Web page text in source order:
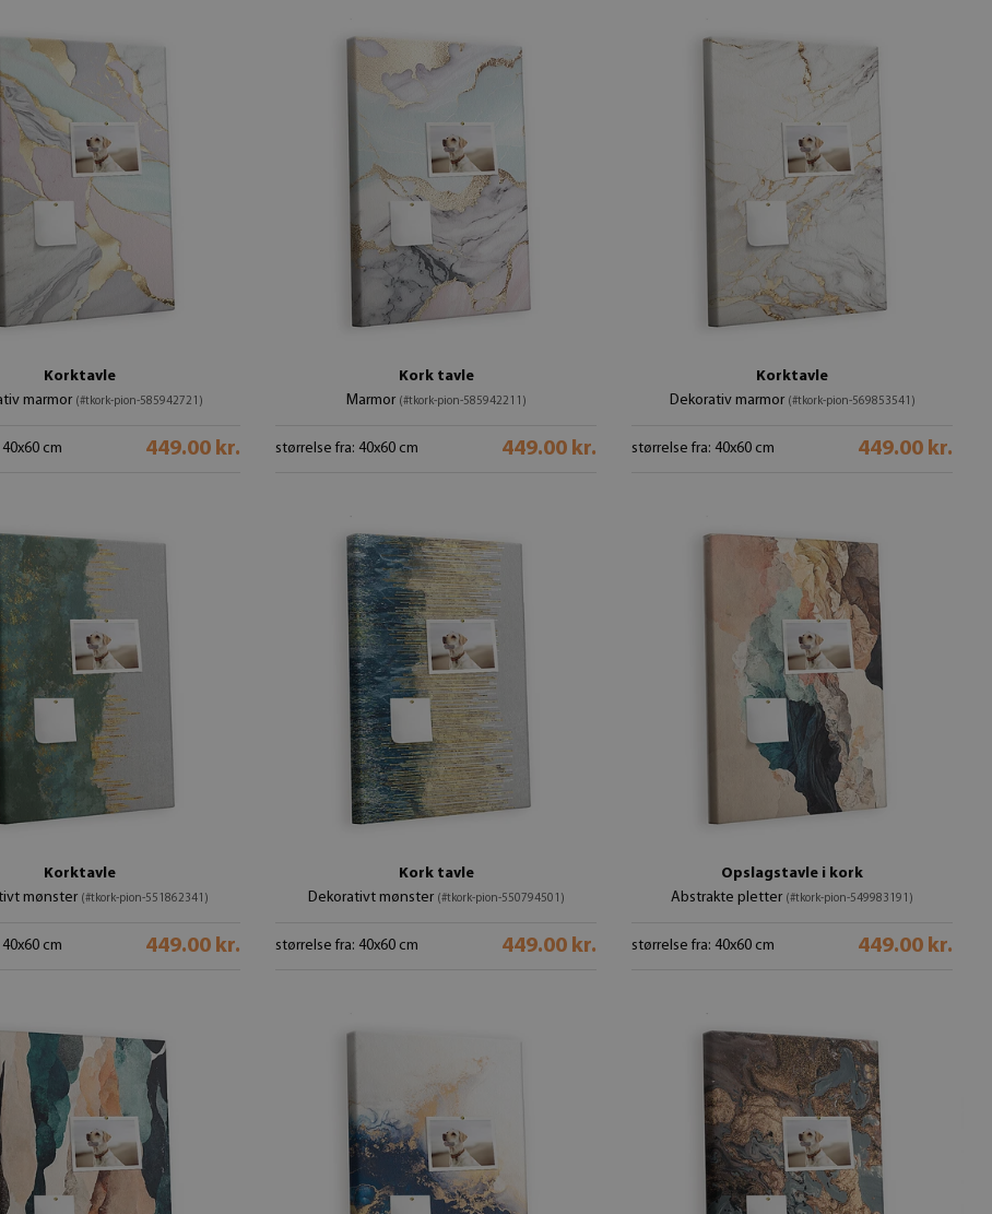
Korktavle
marmor (#tkork-pion-585942721)
cm 449.00 kr.
Kork tavle
Marmor (#tkork-pion-585942211)
størrelse fra: 40x60 cm 449.00 kr.
Korktavle
Dekorativ marmor (#tkork-pion-569853541)
størrelse fra: 40x60 cm 449.00 kr.
Korktavle
mønster (#tkork-pion-551862341)
cm 449.00 kr.
Kork tavle
Dekorativt mønster (#tkork-pion-550794501)
størrelse fra: 40x60 cm 449.00 kr.
Opslagstavle i kork
Abstrakte pletter (#tkork-pion-549983191)
størrelse fra: 40x60 cm 449.00 kr.